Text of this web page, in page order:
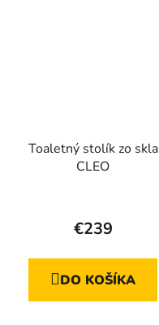
Toaletný stolík zo skla
CLEO
€239
DO KOŠÍKA